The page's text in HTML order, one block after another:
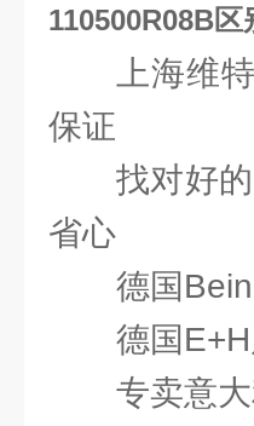
110500R08B区
上海维
保证
找对好
省心
德国
德国
专卖意